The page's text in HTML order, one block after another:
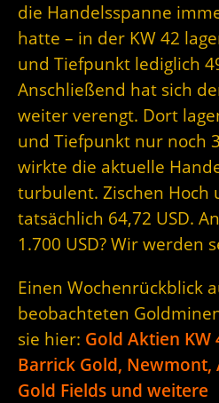
die Handelsspanne
hatte – in der KW 42
und Tiefpunkt lediglich
Anschließend hat sich
weiter verengt. Dort
und Tiefpunkt nur noch
wirkte die aktuelle
turbulent. Zischen Hoch
tatsächlich 64,72 USD.
1.700 USD? Wir werden
Einen Wochenrückblick
beobachteten
sie hier: Gold Aktien KW
Barrick Gold, Newmont,
Gold Fields und weitere